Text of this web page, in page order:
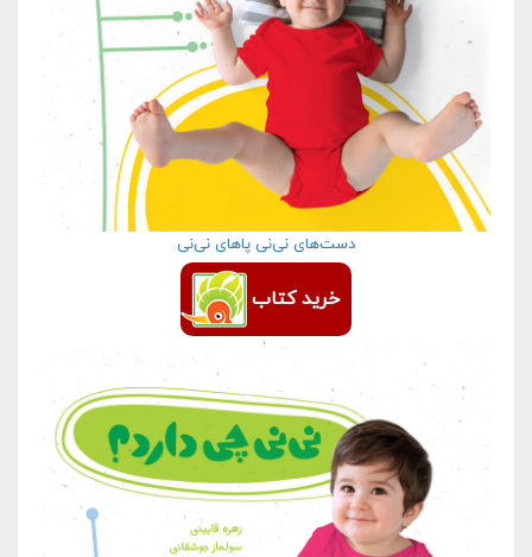
دست‌های نی‌نی پاهای نی‌نی
خرید کتاب